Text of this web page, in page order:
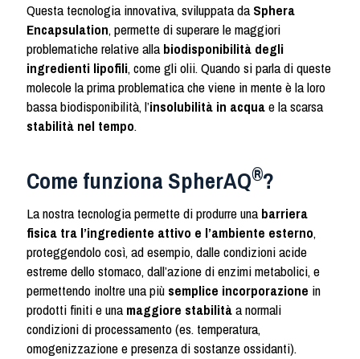
Questa tecnologia innovativa, sviluppata daSphera
Encapsulation, permette di superare le maggiori
problematiche relative allabiodisponibilità degli
ingredienti lipofili, come gli olii. Quando si parla di queste
molecole la prima problematica che viene in mente è la loro
bassa biodisponibilità, l’insolubilità in acquae la scarsa
stabilità nel tempo.
Come funziona SpherAQ®?
La nostra tecnologia permette di produrre unabarriera
fisica tra l’ingrediente attivo e l’ambiente esterno,
proteggendolo così, ad esempio, dalle condizioni acide
estreme dello stomaco, dall’azione di enzimi metabolici, e
permettendo inoltre una più semplice incorporazione in
prodotti finiti e unamaggiore stabilitàa normali
condizioni di processamento (es. temperatura,
omogenizzazione e presenza di sostanze ossidanti).